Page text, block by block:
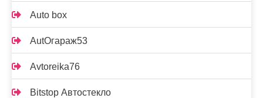
Auto box
AutOгараж53
Avtoreika76
Bitstop Автостекло